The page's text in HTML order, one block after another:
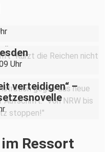
Coswig bei
Uhr
verteidigen“ –
Ressort